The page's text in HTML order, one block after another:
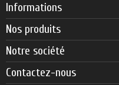
Informations
Nos produits
Notre société
Contactez-nous